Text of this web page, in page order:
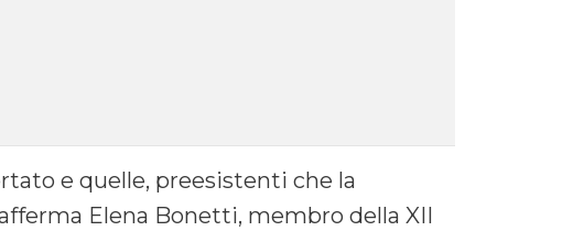
e quelle, preesistenti che la
Elena Bonetti, membro della XII